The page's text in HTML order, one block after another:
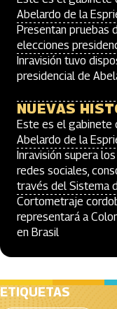
Abelardo de la
Presentan pruebas
elecciones
Inravisión tuvo
presidencial de
NUEVAS
Este es el gabinete
Abelardo de la
Inravisión supera
redes sociales,
través del Sistema
Cortometraje
representará a
en Brasil
ETIQUETAS